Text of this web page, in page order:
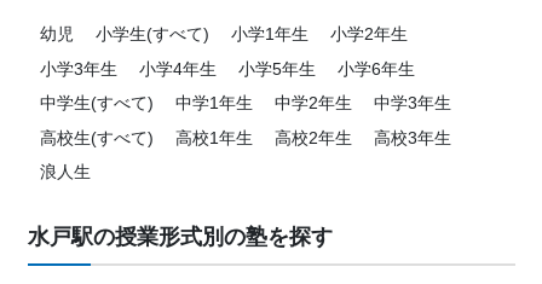
幼児 小学生(すべて) 小学1年生
小学2年生
小学3年生
小学4年生 小学5年生
小学6年生
中学生(すべて)
中学1年生 中学2年生
中学3年生
高校生(すべて)
高校1年生 高校2年生
高校3年生
浪人生
水戸駅の授業形式別の塾を探す